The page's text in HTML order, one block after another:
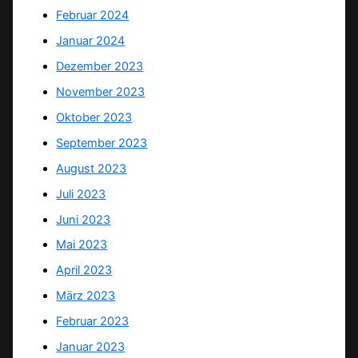
Februar 2024
Januar 2024
Dezember 2023
November 2023
Oktober 2023
September 2023
August 2023
Juli 2023
Juni 2023
Mai 2023
April 2023
März 2023
Februar 2023
Januar 2023